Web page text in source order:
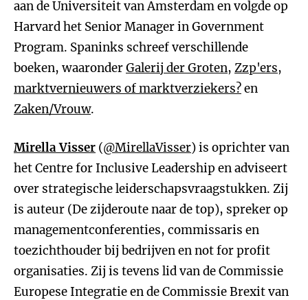
aan de Universiteit van Amsterdam en volgde op
Harvard het Senior Manager in Government
Program. Spaninks schreef verschillende
boeken, waaronderGalerij der Groten, Zzp'ers,
marktvernieuwers of marktverziekers?en
Zaken/Vrouw.
Mirella Visser (@MirellaVisser) is oprichter van
het Centre for Inclusive Leadership en adviseert
over strategische leiderschapsvraagstukken. Zij
is auteur (De zijderoute naar de top), spreker op
managementconferenties, commissaris en
toezichthouder bij bedrijven en not for profit
organisaties. Zij is tevens lid van de Commissie
Europese Integratie en de Commissie Brexit van